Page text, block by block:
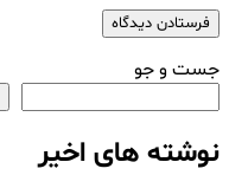
جست و جو
نوشته های اخیر